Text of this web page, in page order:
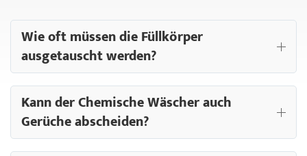
Wie oft müssen die Füllkörper
ausgetauscht werden?
Kann der Chemische Wäscher auch
Gerüche abscheiden?